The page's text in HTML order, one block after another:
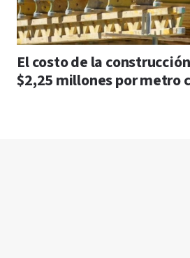
El costo de la
$2,25 millones por metro